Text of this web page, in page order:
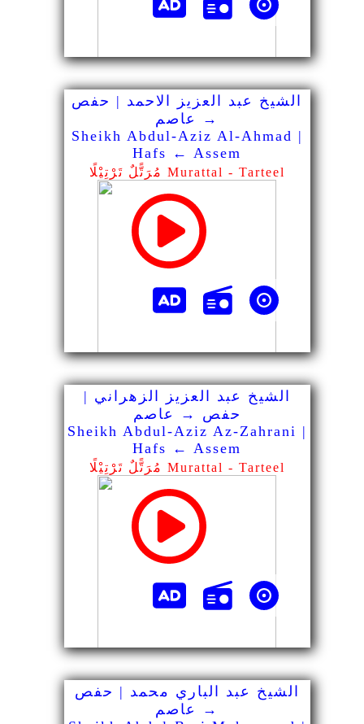
الشيخ عبد العزيز الاحمد | حفص
→ عاصم
Sheikh Abdul-Aziz Al-Ahmad |
Hafs ← Assem
مُرَتًّلٌ تَرْتِيْلًا Murattal - Tarteel
الشيخ عبد العزيز الزهراني |
حفص → عاصم
Sheikh Abdul-Aziz Az-Zahrani |
Hafs ← Assem
مُرَتًّلٌ تَرْتِيْلًا Murattal - Tarteel
الشيخ عبد الباري محمد | حفص
→ عاصم